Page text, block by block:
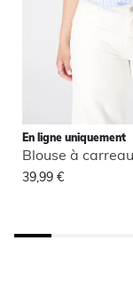
En ligne uniquement
39,99 €